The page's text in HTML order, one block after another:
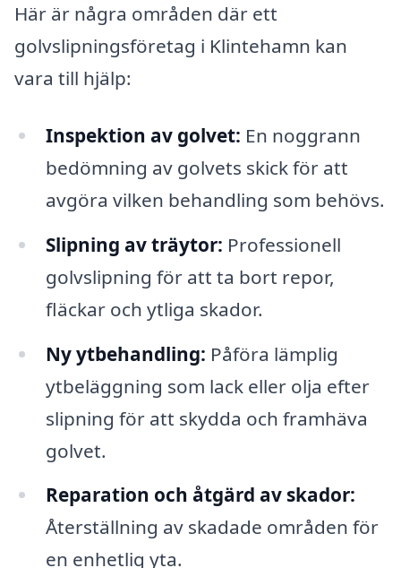
Här är några områden där ett
golvslipningsföretag i Klintehamn kan
vara till hjälp:
Inspektion av golvet: En noggrann
bedömning av golvets skick för att
avgöra vilken behandling som behövs.
Slipning av träytor: Professionell
golvslipning för att ta bort repor,
fläckar och ytliga skador.
Ny ytbehandling: Påföra lämplig
ytbeläggning som lack eller olja efter
slipning för att skydda och framhäva
golvet.
Reparation och åtgärd av skador:
Återställning av skadade områden för
en enhetlig yta.